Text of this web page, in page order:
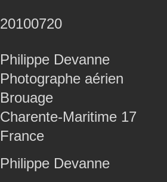
20100720
Philippe Devanne
Photographe aérien
Brouage
Charente-Maritime 17
France
Philippe Devanne